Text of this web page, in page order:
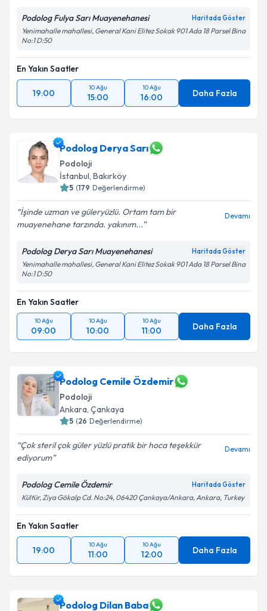
Podolog Fulya Sarı Muayenehanesi Haritada Göster
Yenimahalle mahallesi, General Kani Elitez Sokak 901 Ada 18 Parsel Bina
No:1 D:50
En Yakın Saatler
19:00
10 Ağu
15:00
10 Ağu
16:00 Daha Fazla
Podolog Derya Sarı
Podoloji
İstanbul, Bakırköy
5 (179 Değerlendirme)
İşinde uzman ve güleryüzlü. Ortam tam bir
muayenehane tarzında. yakınım...
Devamı
Podolog Derya Sarı Muayenehanesi Haritada Göster
Yenimahalle mahallesi, General Kani Elitez Sokak 901 Ada 18 Parsel Bina
No:1 D:50
En Yakın Saatler
10 Ağu
09:00
10 Ağu
10:00
10 Ağu
11:00 Daha Fazla
Podolog Cemile Özdemir
Podoloji
Ankara, Çankaya
5 (26 Değerlendirme)
Çok steril çok güler yüzlü pratik bir hoca teşekkür
ediyorum
Devamı
Podolog Cemile Özdemir Haritada Göster
Kültür, Ziya Gökalp Cd. No:24, 06420 Çankaya/Ankara, Ankara, Turkey
En Yakın Saatler
19:00
10 Ağu
11:00
10 Ağu
12:00 Daha Fazla
Podolog Dilan Baba